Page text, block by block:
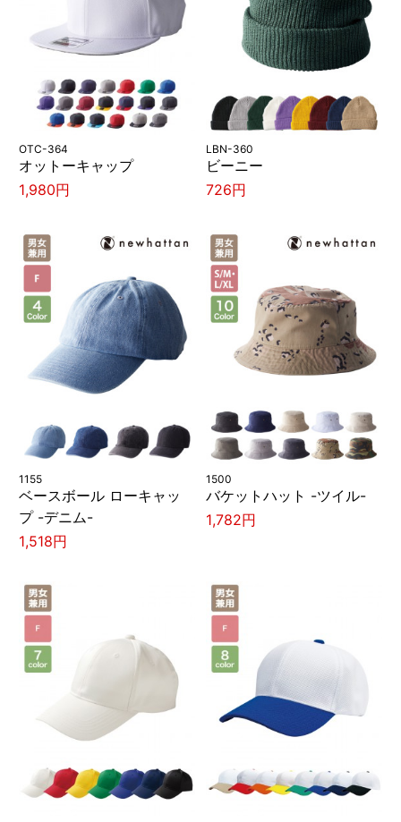
OTC-364
オットーキャップ
1,980円
LBN-360
ビーニー
726円
1155
ベースボール ローキャッ
プ -デニム-
1,518円
1500
バケットハット -ツイル-
1,782円